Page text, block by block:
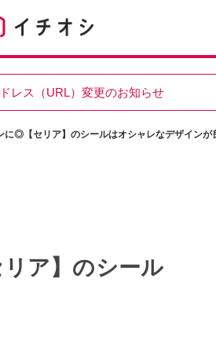
レス（URL）変更のお知らせ
に◎【セリア】のシールはオシャレなデザインが
ア】のシール